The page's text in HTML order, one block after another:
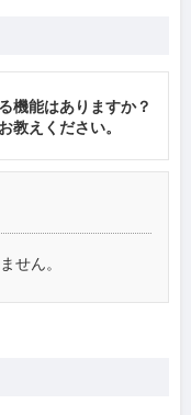
機能はありますか？
教えください。
せん。